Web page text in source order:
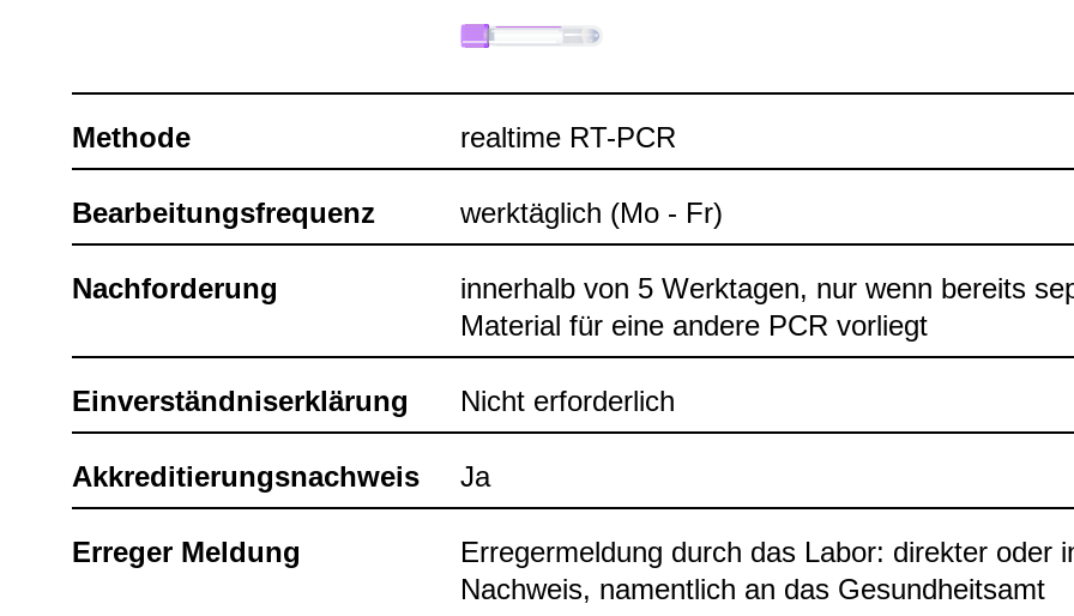
Methode real­time RT-​PCR
Bear­bei­tungs­fre­quenz werk­täg­lich (Mo - Fr)
Nach­for­de­rung
inner­halb von 5 Werk­ta­gen, nur wenn bereits
Mate­rial für eine andere PCR vor­liegt
Ein­ver­ständ­nis­er­klä­rung Nicht erfor­der­lich
Akkre­di­tie­rungs­nach­weis Ja
Erre­ger Mel­dung
Erre­ger­mel­dung durch das Labor: direk­ter oder
Nach­weis, nament­lich an das Gesund­heits­amt